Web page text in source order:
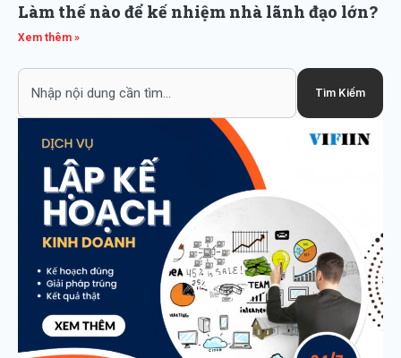
Làm thế nào để kế nhiệm nhà lãnh đạo lớn?
Xem thêm »
Tìm Kiếm